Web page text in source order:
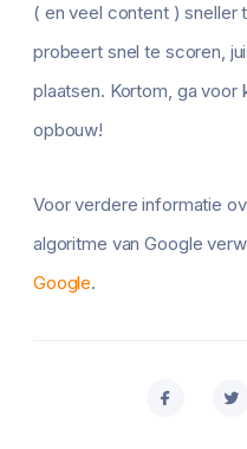
( en veel content ) sneller
probeert snel te scoren,
plaatsen. Kortom, ga voor
opbouw!
Voor verdere informatie
algoritme van Google
Google.